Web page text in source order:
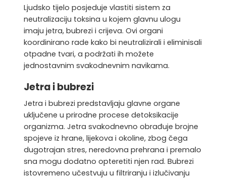
Ljudsko tijelo posjeduje vlastiti sistem za
neutralizaciju toksina u kojem glavnu ulogu
imaju jetra, bubrezi i crijeva. Ovi organi
koordinirano rade kako bi neutralizirali i eliminisali
otpadne tvari, a podržati ih možete
jednostavnim svakodnevnim navikama.
Jetra i bubrezi
Jetra i bubrezi predstavljaju glavne organe
uključene u prirodne procese detoksikacije
organizma. Jetra svakodnevno obrađuje brojne
spojeve iz hrane, lijekova i okoline, zbog čega
dugotrajan stres, neredovna prehrana i premalo
sna mogu dodatno opteretiti njen rad. Bubrezi
istovremeno učestvuju u filtriranju i izlučivanju